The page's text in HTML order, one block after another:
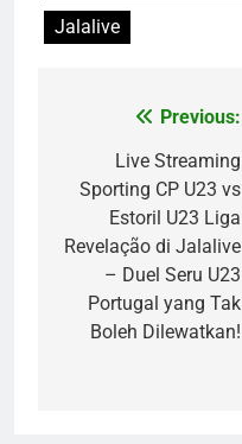
Jalalive
navigation
Previous:
Live Streaming
Sporting CP U23 vs
Estoril U23 Liga
Revelação di Jalalive
– Duel Seru U23
Portugal yang Tak
Boleh Dilewatkan!